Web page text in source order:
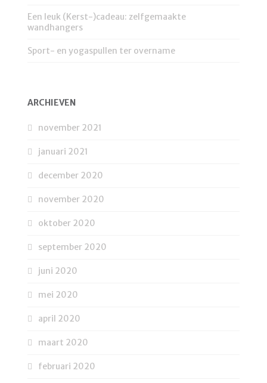
Een leuk (Kerst-)cadeau: zelfgemaakte
wandhangers
Sport- en yogaspullen ter overname
ARCHIEVEN
november 2021
januari 2021
december 2020
november 2020
oktober 2020
september 2020
juni 2020
mei 2020
april 2020
maart 2020
februari 2020